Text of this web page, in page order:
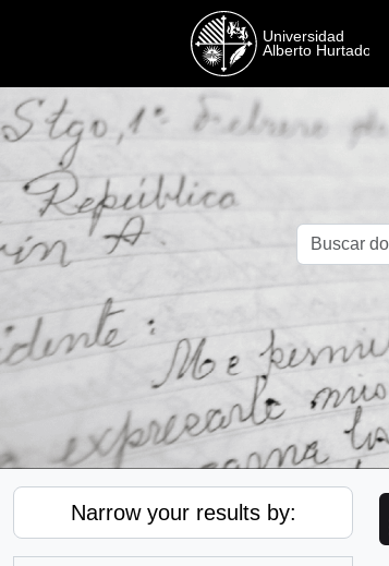
Narrow your results by: